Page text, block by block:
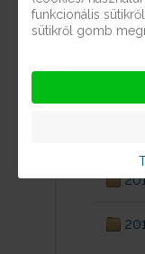
funkcionális
sütikről gomb